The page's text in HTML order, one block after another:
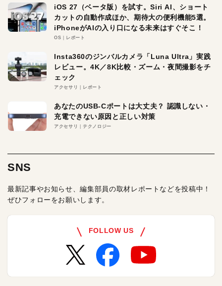
iOS 27（ベータ版）を試す。Siri AI、ショート
カットの自動作成ほか、期待大の便利機能5選。
iPhoneがAIの入り口になる未来はすぐそこ！
OS レポート
Insta360のジンバルカメラ「Luna Ultra」実践
レビュー。4K／8K比較・ズーム・夜間撮影をチ
ェック
アクセサリ レポート
あなたのUSB-Cポートは大丈夫？ 認識しない・
充電できない原因と正しい対策
アクセサリ テクノロジー
SNS
最新記事やお知らせ、編集部員の取材レポートなどを投稿中！
ぜひフォローをお願いします。
FOLLOW US